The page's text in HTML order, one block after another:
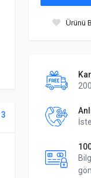
Ürünü
3